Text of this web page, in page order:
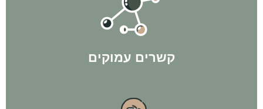
קשרים עמוקים
הקשרים שיצרנו במהלך השנים בהחלט הולכים להיות לטובתך
בתהליך ולהשיג לך תוצאות מקסימליות!